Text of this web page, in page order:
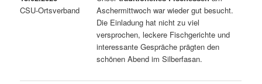
CSU-Ortsverband
Aschermittwoch war wieder gut besucht.
Die Einladung hat nicht zu viel
versprochen, leckere Fischgerichte und
interessante Gespräche prägten den
schönen Abend im Silberfasan.